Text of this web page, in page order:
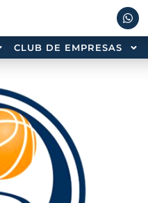
CLUB DE EMPRESAS